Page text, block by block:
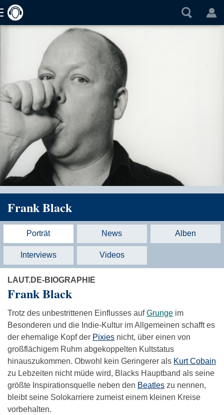
Frank Black
Porträt News Alben
Interviews Videos
LAUT.DE-BIOGRAPHIE
Frank Black
Trotz des unbestrittenen Einflusses aufGrunge im
Besonderen und die Indie-Kultur im Allgemeinen schafft es
der ehemalige Kopf der Pixies nicht, über einen von
großflächigem Ruhm abgekoppelten Kultstatus
hinauszukommen. Obwohl kein Geringerer als Kurt Cobain
zu Lebzeiten nicht müde wird, Blacks Hauptband als seine
größte Inspirationsquelle neben den Beatles zu nennen,
bleibt seine Solokarriere zumeist einem kleinen Kreise
vorbehalten.